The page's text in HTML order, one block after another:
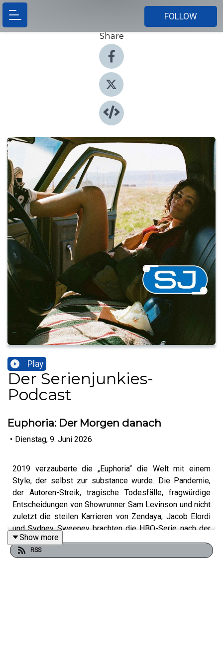
FOLLOW
Share
Play
Der Serienjunkies-
Podcast
Euphoria: Der Morgen danach
• Dienstag, 9. Juni 2026
2019 verzauberte die „Euphoria“ die Welt mit einem
Style, der selbst zur substance wurde. Die Pandemie,
der Autoren-Streik, tragische Todesfälle, fragwürdige
Entscheidungen von Showrunner Sam Levinson und nicht
zuletzt die steilen Karrieren von Zendaya, Jacob Elordi
und Sydney Sweeney brachten die HBO-Serie nach der
Auftaktstaffel dann jedoch ins Schlingern. Staffel zwei
wurde 2022 chaotischer, machte aber noch immer viel
Show more
RSS